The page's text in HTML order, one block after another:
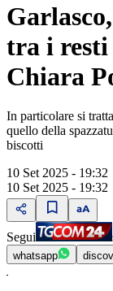
tra i resti
Chiara
In particolare si
quello della
biscotti
10 Set 2025 - 19:32
10 Set 2025 - 19:32
Segui
whatsapp